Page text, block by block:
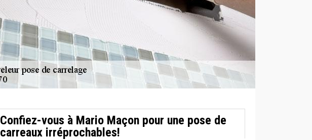
Confiez-vous à Mario Maçon pour une pose de
carreaux irréprochables!